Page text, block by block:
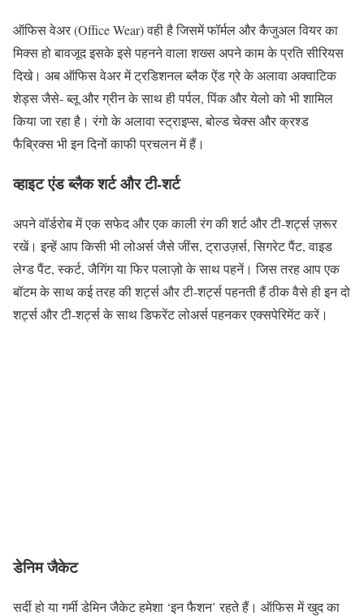
ऑफिस वेअर (Office Wear) वही है जिसमें फॉर्मल और कैजुअल वियर का
मिक्स हो बावजूद इसके इसे पहनने वाला शख्स अपने काम के प्रति सीरियस
दिखे। अब ऑफिस वेअर में ट्रडिशनल ब्लैक ऐंड ग्रे के अलावा अक्वाटिक
शेड्स जैसे- ब्लू और ग्रीन के साथ ही पर्पल, पिंक और येलो को भी शामिल
किया जा रहा है। रंगो के अलावा स्ट्राइप्स, बोल्ड चेक्स और क्रश्ड
फैब्रिक्स भी इन दिनों काफी प्रचलन में हैं।
व्हाइट एंड ब्लैक शर्ट और टी-शर्ट
अपने वॉर्डरोब में एक सफेद और एक काली रंग की शर्ट और टी-शर्ट्स ज़रूर
रखें। इन्हें आप किसी भी लोअर्स जैसे जींस, ट्राउज़र्स, सिगरेट पैंट, वाइड
लेग्ड पैंट, स्कर्ट, जैगिंग या फिर पलाज़ो के साथ पहनें। जिस तरह आप एक
बॉटम के साथ कई तरह की शर्ट्स और टी-शर्ट्स पहनती हैं ठीक वैसे ही इन दो
शर्ट्स और टी-शर्ट्स के साथ डिफरेंट लोअर्स पहनकर एक्सपेरिमेंट करें।
डेनिम जैकेट
सर्दी हो या गर्मी डेमिन जैकेट हमेशा ‘इन फैशन’ रहते हैं। ऑफिस में खुद का